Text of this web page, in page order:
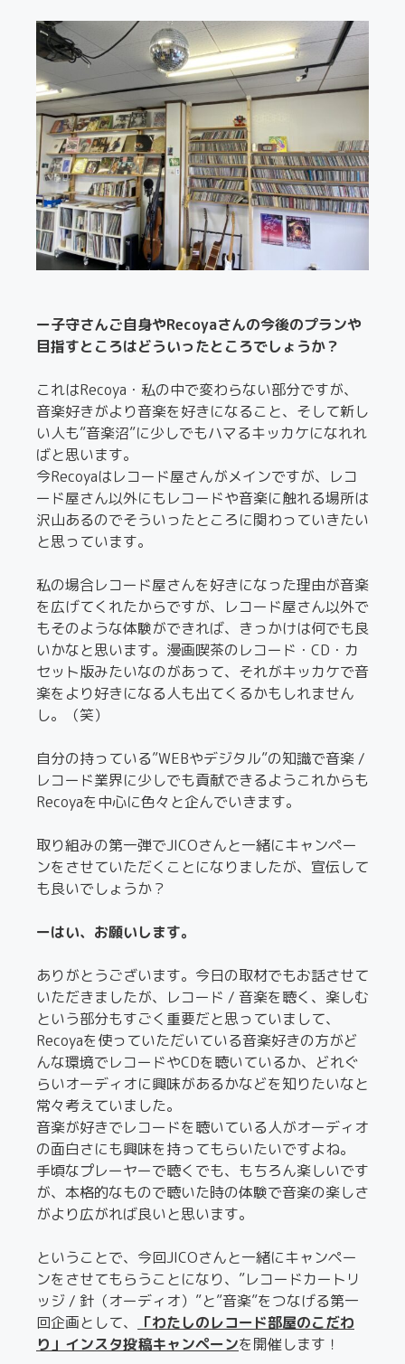
ー子守さんご自身やRecoyaさんの今後のプランや
目指すところはどういったところでしょうか？
これはRecoya・私の中で変わらない部分ですが、
音楽好きがより音楽を好きになること、そして新し
い人も”音楽沼”に少しでもハマるキッカケになれれ
ばと思います。
今Recoyaはレコード屋さんがメインですが、レコ
ード屋さん以外にもレコードや音楽に触れる場所は
沢山あるのでそういったところに関わっていきたい
と思っています。
私の場合レコード屋さんを好きになった理由が音楽
を広げてくれたからですが、レコード屋さん以外で
もそのような体験ができれば、きっかけは何でも良
いかなと思います。漫画喫茶のレコード・CD・カ
セット版みたいなのがあって、それがキッカケで音
楽をより好きになる人も出てくるかもしれません
し。（笑）
自分の持っている”WEBやデジタル”の知識で音楽 /
レコード業界に少しでも貢献できるようこれからも
Recoyaを中心に色々と企んでいきます。
取り組みの第一弾でJICOさんと一緒にキャンペー
ンをさせていただくことになりましたが、宣伝して
も良いでしょうか？
ーはい、お願いします。
ありがとうございます。今日の取材でもお話させて
いただきましたが、レコード / 音楽を聴く、楽しむ
という部分もすごく重要だと思っていまして、
Recoyaを使っていただいている音楽好きの方がど
んな環境でレコードやCDを聴いているか、どれぐ
らいオーディオに興味があるかなどを知りたいなと
常々考えていました。
音楽が好きでレコードを聴いている人がオーディオ
の面白さにも興味を持ってもらいたいですよね。
手頃なプレーヤーで聴くでも、もちろん楽しいです
が、本格的なもので聴いた時の体験で音楽の楽しさ
がより広がれば良いと思います。
ということで、今回JICOさんと一緒にキャンペー
ンをさせてもらうことになり、”レコードカートリ
ッジ / 針（オーディオ）”と”音楽”をつなげる第一
回企画として、
「わたしのレコード部屋のこだわ
り」インスタ投稿キャンペーンを開催します！